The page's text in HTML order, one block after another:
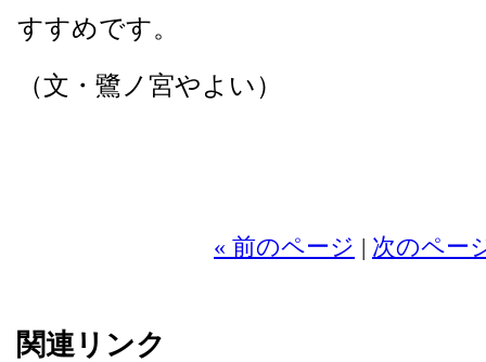
すすめです。
（文・鷺ノ宮やよい）
« 前のページ | 次のペー
関連リンク